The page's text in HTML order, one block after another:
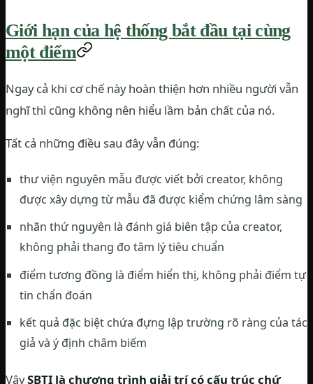
Giới hạn của hệ thống bắt đầu tại cùng
một điểm
Ngay cả khi cơ chế này hoàn thiện hơn nhiều người vẫn
nghĩ thì cũng không nên hiểu lầm bản chất của nó.
Tất cả những điều sau đây vẫn đúng:
thư viện nguyên mẫu được viết bởi creator, không
được xây dựng từ mẫu đã được kiểm chứng lâm sàng
nhãn thứ nguyên là đánh giá biên tập của creator,
không phải thang đo tâm lý tiêu chuẩn
điểm tương đồng là điểm hiển thị, không phải điểm tự
tin chẩn đoán
kết quả đặc biệt chứa đựng lập trường rõ ràng của tác
giả và ý định châm biếm
VậySBTI là chương trình giải trí có cấu trúc chứ